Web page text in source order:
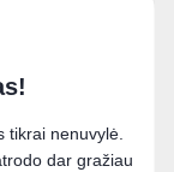
labai patenkinta
interjerą.